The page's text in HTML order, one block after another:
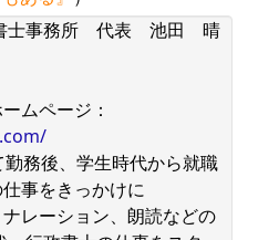
書士事務所 代表 池田 晴
ムページ：
務後、学生時代から就職
事をきっかけに
レーション、朗読などの